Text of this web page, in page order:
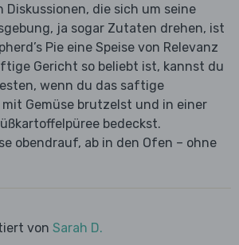
Diskussionen, die sich um seine
ja sogar Zutaten drehen, ist
Pie eine Speise von Relevanz
Gericht so beliebt ist, kannst du
wenn du das saftige
Gemüse brutzelst und in einer
bedeckst.
obendrauf, ab in den Ofen – ohne
von Sarah D.